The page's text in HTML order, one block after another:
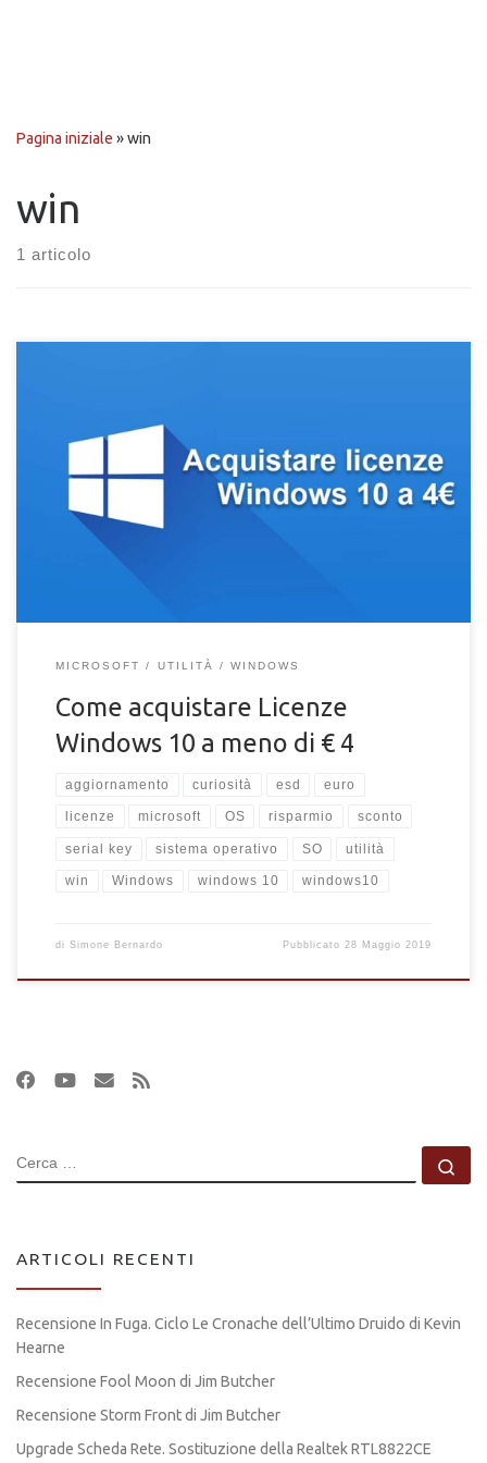
Pagina iniziale »win
win
1 articolo
Scopri come acquistare delle vere licenze Windows 10 a pochi
euro e in maniera del tutto legale e sicuro. Licenze Windows
MICROSOFT UTILITÀ WINDOWS
Come acquistare Licenze
Windows 10 a meno di € 4
aggiornamento curiosità esd euro
licenze microsoft OS risparmio sconto
serial key sistema operativo SO utilità
win Windows windows 10 windows10
di Simone Bernardo Pubblicato28 Maggio 2019
CERCA
ARTICOLI RECENTI
Recensione In Fuga. Ciclo Le Cronache dell’Ultimo Druido di Kevin
Hearne
Recensione Fool Moon di Jim Butcher
Recensione Storm Front di Jim Butcher
Upgrade Scheda Rete. Sostituzione della Realtek RTL8822CE